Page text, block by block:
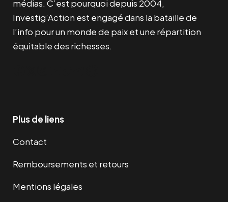
médias. C’est pourquoi depuis 2004,
Investig’Action est engagé dans la bataille de
l’info pour un monde de paix et une répartition
équitable des richesses.
Plus de liens
Contact
Remboursements et retours
Mentions légales